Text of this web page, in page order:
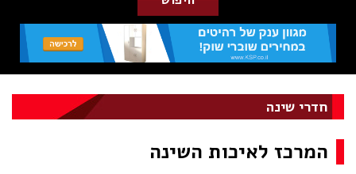
חדרי שינה
המרכז לאיכות השינה